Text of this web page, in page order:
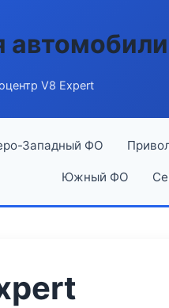
V8 Expert
Западный ФО
Южный ФО